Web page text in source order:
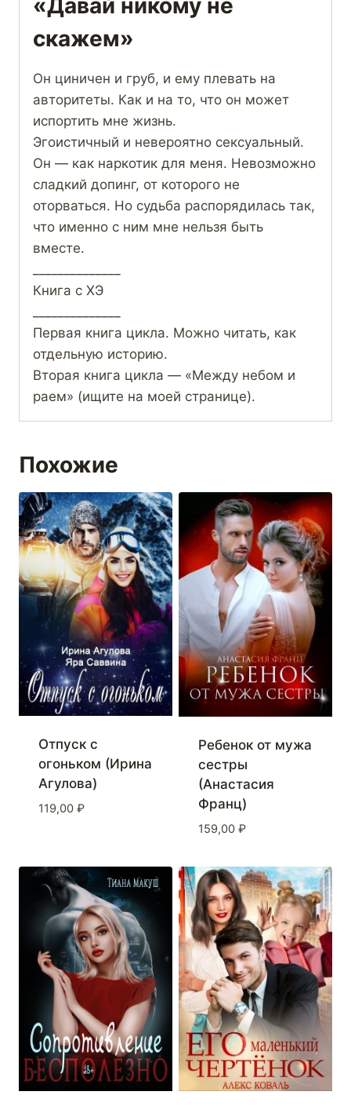
«Давай никому не
скажем»
Он циничен и груб, и ему плевать на
авторитеты. Как и на то, что он может
испортить мне жизнь.
Эгоистичный и невероятно сексуальный.
Он — как наркотик для меня. Невозможно
сладкий допинг, от которого не
оторваться. Но судьба распорядилась так,
что именно с ним мне нельзя быть
вместе.
Книга с ХЭ
Первая книга цикла. Можно читать, как
отдельную историю.
Вторая книга цикла — «Между небом и
раем» (ищите на моей странице).
Похожие
Отпуск с
огоньком (Ирина
Агулова)
119,00 ₽
Ребенок от мужа
сестры
(Анастасия
Франц)
159,00 ₽